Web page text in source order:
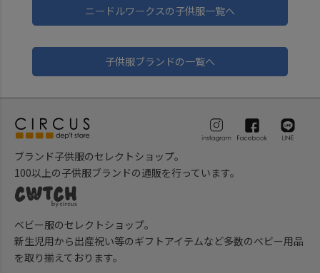
ニードルワークスの子供服一覧へ
子供服ブランドの一覧へ
ブランド子供服のセレクトショップ。
100以上の子供服ブランドの通販を行っています。
ベビー服のセレクトショップ。
新生児用から出産祝い等のギフトアイテムなど多数のベビー用品
を取り揃えております。